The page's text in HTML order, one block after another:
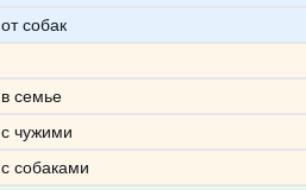
от собак
в семье
с чужими
с собаками